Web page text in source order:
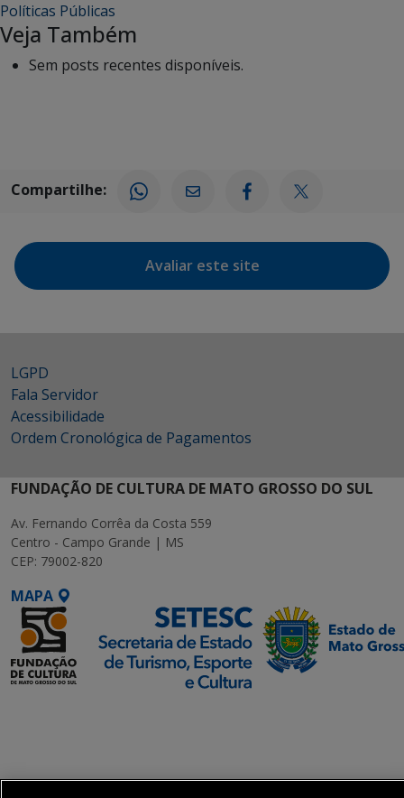
Políticas Públicas
Veja Também
Sem posts recentes disponíveis.
Compartilhe:
Avaliar este site
LGPD
Fala Servidor
Acessibilidade
Ordem Cronológica de Pagamentos
FUNDAÇÃO DE CULTURA DE MATO GROSSO DO SUL
Av. Fernando Corrêa da Costa 559
Centro - Campo Grande | MS
CEP: 79002-820
MAPA